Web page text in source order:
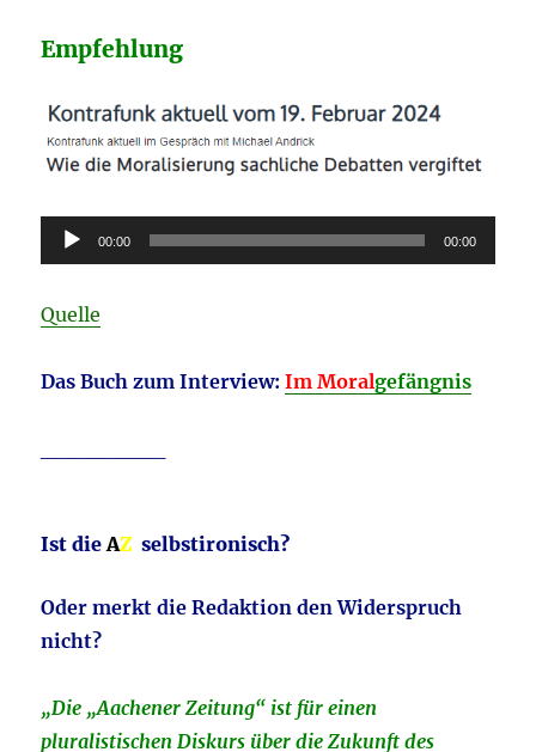
Empfehlung
Audio-
Player
00:00 00:00
Quelle
Das Buch zum Interview: Im Moralgefängnis
Ist dieAZ selbstironisch?
Oder merkt die Redaktion den Widerspruch
nicht?
„Die „Aachener Zeitung“ ist für einen
pluralistischen Diskurs über die Zukunft des